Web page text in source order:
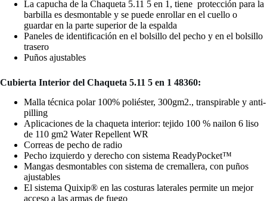
La capucha de la Chaqueta 5.11 5 en 1, tiene protección para la
barbilla es desmontable y se puede enrollar en el cuello o
guardar en la parte superior de la espalda
Paneles de identificación en el bolsillo del pecho y en el bolsillo
trasero
Puños ajustables
Cubierta Interior del Chaqueta 5.11 5 en 1 48360:
Malla técnica polar 100% poliéster, 300gm2., transpirable y anti-
pilling
Aplicaciones de la chaqueta interior: tejido 100 % nailon 6 liso
de 110 gm2 Water Repellent WR
Correas de pecho de radio
Pecho izquierdo y derecho con sistema ReadyPocket™
Mangas desmontables con sistema de cremallera, con puños
ajustables
El sistema Quixip® en las costuras laterales permite un mejor
acceso a las armas de fuego